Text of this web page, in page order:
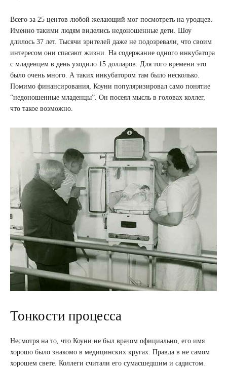
Всего за 25 центов любой желающий мог посмотреть на уродцев.
Именно такими людям виделись недоношенные дети. Шоу
длилось 37 лет. Тысячи зрителей даже не подозревали, что своим
интересом они спасают жизни. На содержание одного инкубатора
с младенцем в день уходило 15 долларов. Для того времени это
было очень много. А таких инкубатором там было несколько.
Помимо финансирования, Коуни популяризировал само понятие
“недоношенные младенцы”. Он посеял мысль в головах коллег,
что такое возможно.
Тонкости процесса
Несмотря на то, что Коуни не был врачом официально, его имя
хорошо было знакомо в медицинских кругах. Правда в не самом
хорошем свете. Коллеги считали его сумасшедшим и садистом.